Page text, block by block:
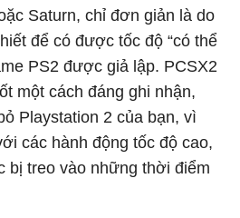
Saturn, chỉ đơn giản là do
để có được tốc độ “có thể
PS2 được giả lập. PCSX2
một cách đáng ghi nhận,
Playstation 2 của bạn, vì
các hành động tốc độ cao,
bị treo vào những thời điểm